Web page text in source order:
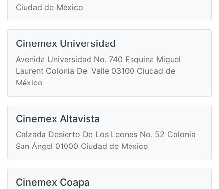
Ciudad de México
Cinemex Universidad
Avenida Universidad No. 740 Esquina Miguel
Laurent Colonia Del Valle 03100 Ciudad de
México
Cinemex Altavista
Calzada Desierto De Los Leones No. 52 Colonia
San Ángel 01000 Ciudad de México
Cinemex Coapa